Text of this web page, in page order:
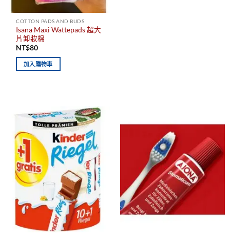
COTTON PADS AND BUDS
Isana Maxi Wattepads 超大
片卸妝棉
NT$80
加入購物車